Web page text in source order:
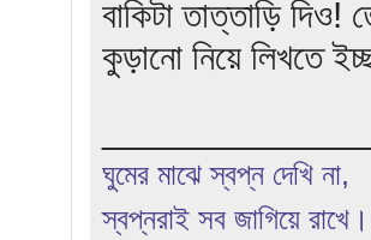
বাকিটা তাত্তাড়ি
কুড়ানো নিয়ে লিখতে
ঘুমের মাঝে স্বপ্ন দেখি না,
স্বপ্নরাই সব জাগিয়ে রাখে।